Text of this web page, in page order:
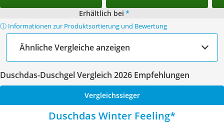
Erhältlich bei *
ⓘ Informationen zur Produktsortierung und Bewertung
Ähnliche Vergleiche anzeigen
Duschdas-Duschgel Vergleich 2026 Empfehlungen
Vergleichssieger
Duschdas Winter Feeling